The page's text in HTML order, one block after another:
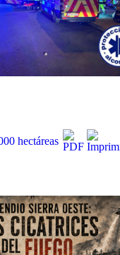
hectáreas